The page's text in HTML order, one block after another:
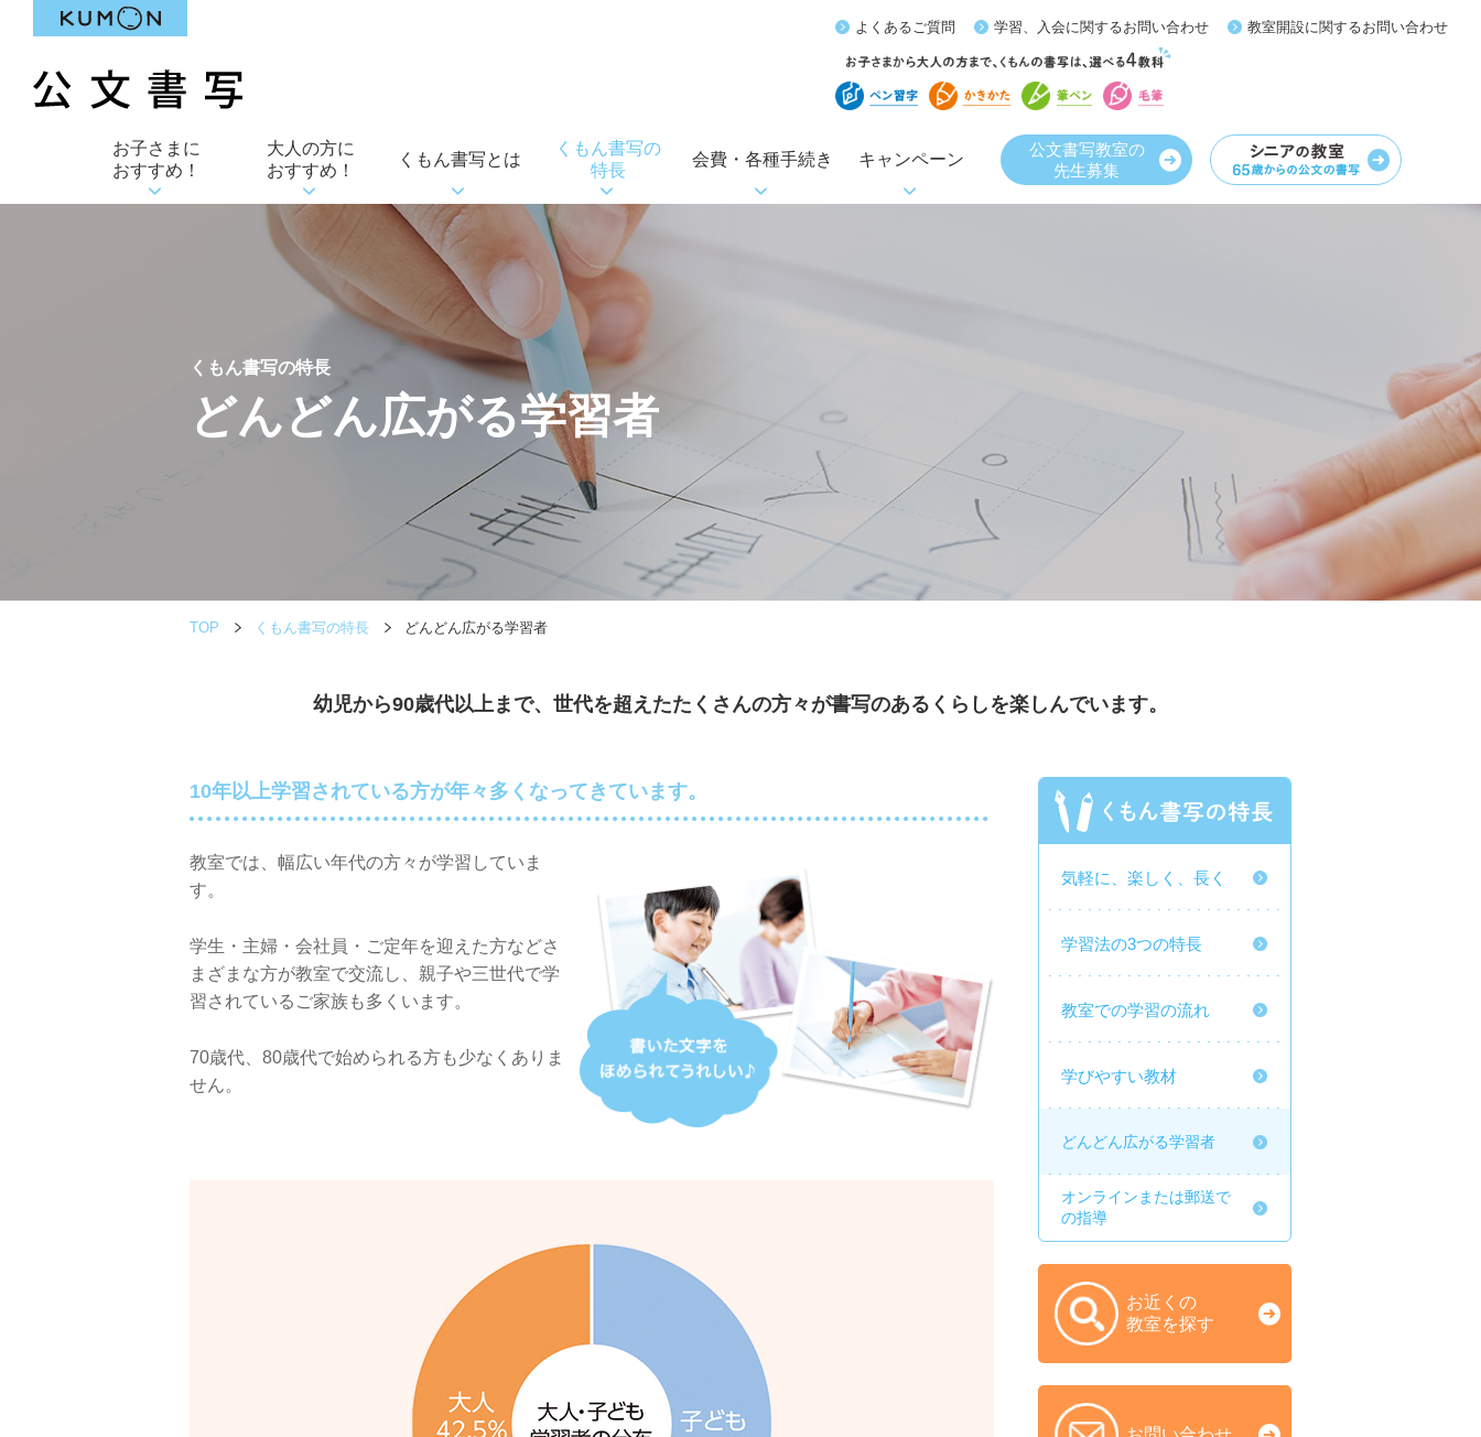
よくあるご質問 学習、入会に関するお問い合わせ 教室開設に関するお問い合わせ
お子さまに
おすすめ！
大人の方に
おすすめ！
くもん書写とは
くもん書写の
特長
会費・各種手続き キャンペーン
公文書写教室の
先生募集
くもん書写の特長
どんどん広がる学習者
TOP くもん書写の特長 どんどん広がる学習者
幼児から90歳代以上まで、 世代を超えたたくさんの方々が書写のあるくらしを楽しんでいます。
10年以上学習されている方が年々多くなってきています。
教室では、幅広い年代の方々が学習していま
す。
学生・主婦・会社員・ご定年を迎えた方などさ
まざまな方が教室で交流し、親子や三世代で学
習されているご家族も多くいます。
70歳代、80歳代で始められる方も少なくありま
せん。
気軽に、楽しく、長く
学習法の3つの特長
教室での学習の流れ
学びやすい教材
どんどん広がる学習者
オンラインまたは郵送で
の指導
お近くの
教室を探す